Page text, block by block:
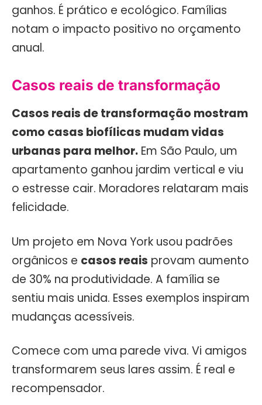
ganhos. É prático e ecológico. Famílias
notam o impacto positivo no orçamento
anual.
Casos reais de transformação
Casos reais de transformação mostram
como casas biofílicas mudam vidas
urbanas para melhor. Em São Paulo, um
apartamento ganhou jardim vertical e viu
o estresse cair. Moradores relataram mais
felicidade.
Um projeto em Nova York usou padrões
orgânicos e casos reais provam aumento
de 30% na produtividade. A família se
sentiu mais unida. Esses exemplos inspiram
mudanças acessíveis.
Comece com uma parede viva. Vi amigos
transformarem seus lares assim. É real e
recompensador.